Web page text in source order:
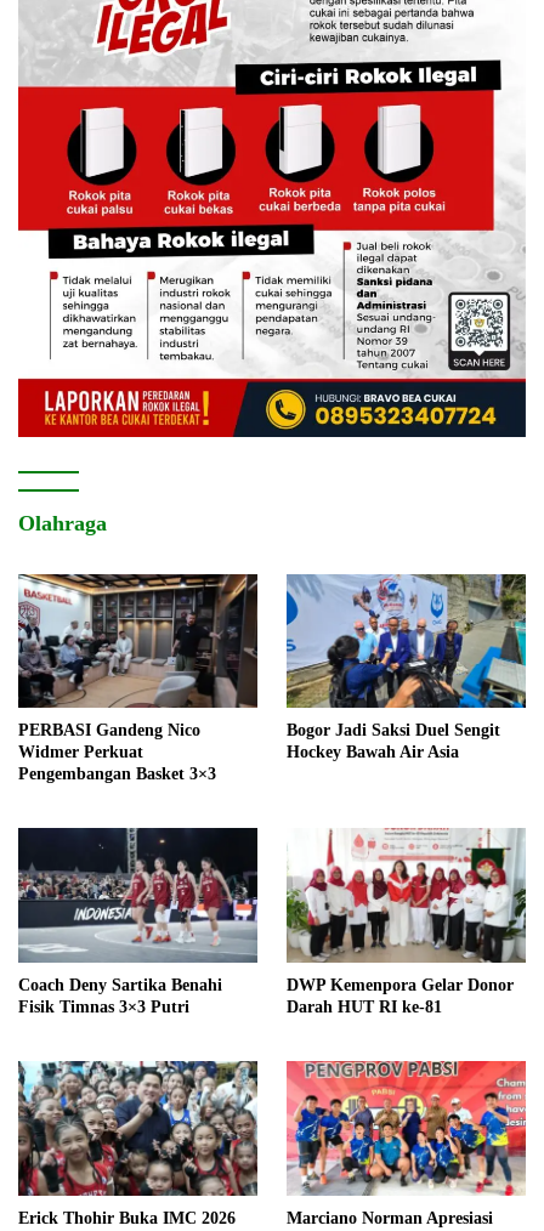
Olahraga
PERBASI Gandeng Nico
Widmer Perkuat
Pengembangan Basket 3×3
Bogor Jadi Saksi Duel Sengit
Hockey Bawah Air Asia
Coach Deny Sartika Benahi
Fisik Timnas 3×3 Putri
DWP Kemenpora Gelar Donor
Darah HUT RI ke-81
Erick Thohir Buka IMC 2026
Marciano Norman Apresiasi